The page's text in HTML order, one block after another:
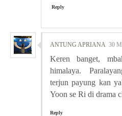
Reply
ANTUNG APRIANA 30
Keren banget,
himalaya.
terjun payung kan
Yoon se Ri di drama
Reply